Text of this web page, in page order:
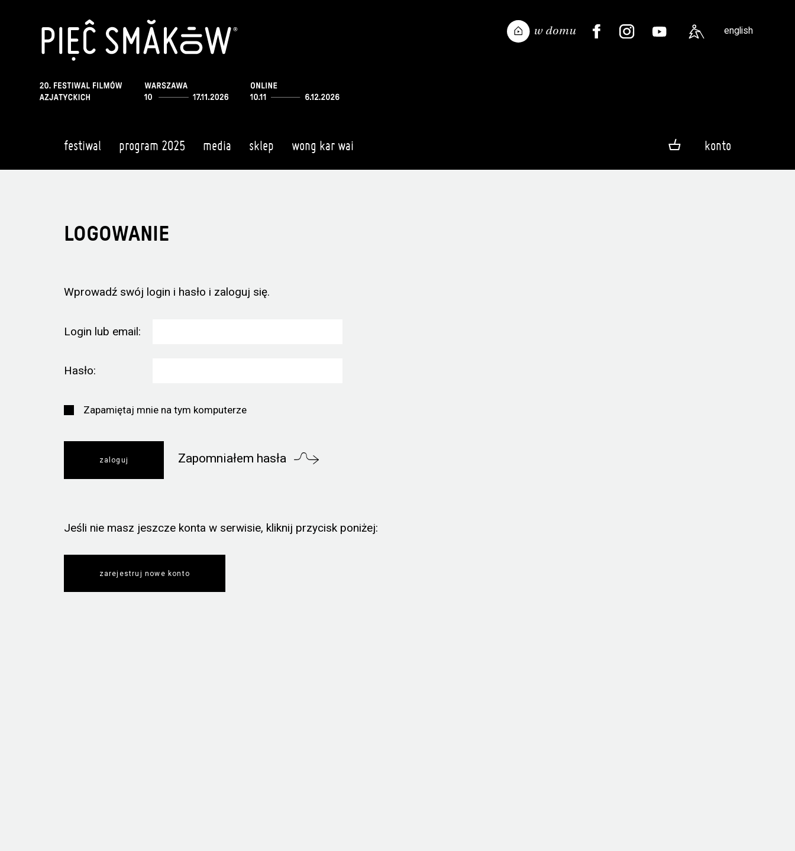
english
festiwal program 2025 media sklep wong kar wai konto
LOGOWANIE
Wprowadź swój login i hasło i zaloguj się.
Login lub email:
Hasło:
Zapamiętaj mnie na tym komputerze
Zapomniałem hasła
Jeśli nie masz jeszcze konta w serwisie, kliknij przycisk poniżej:
zarejestruj nowe konto